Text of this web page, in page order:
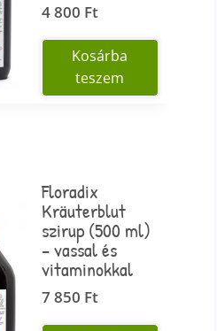
4 800 Ft
Kosárba
teszem
Floradix
Kräuterblut
szirup (500 ml)
– vassal és
vitaminokkal
7 850 Ft